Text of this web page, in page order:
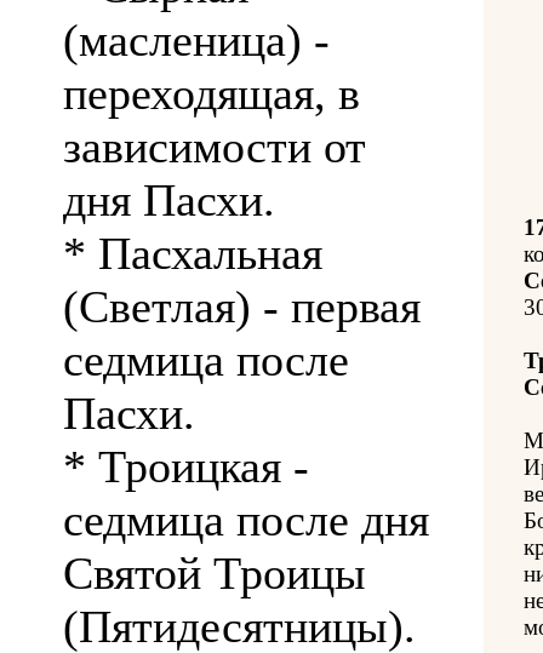
(масленица) -
переходящая, в
зависимости от
дня Пасхи.
* Пасхальная
(Светлая) - первая
седмица после
Пасхи.
* Троицкая -
седмица после дня
Святой Троицы
(Пятидесятницы).